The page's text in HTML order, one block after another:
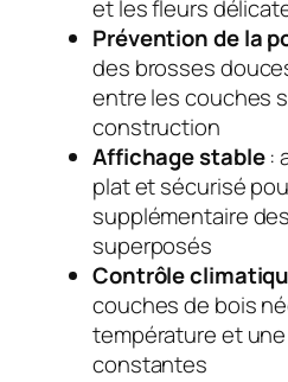
et les fleurs
Prévention de la
des brosses
entre les couches
construction
Affichage stable:
plat et sécurisé
supplémentaire
superposés
Contrôle
couches de bois
température et
constantes